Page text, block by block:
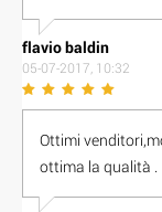
flavio baldin
05-07-2017, 10:32
Ottimi
ottima la qualità .